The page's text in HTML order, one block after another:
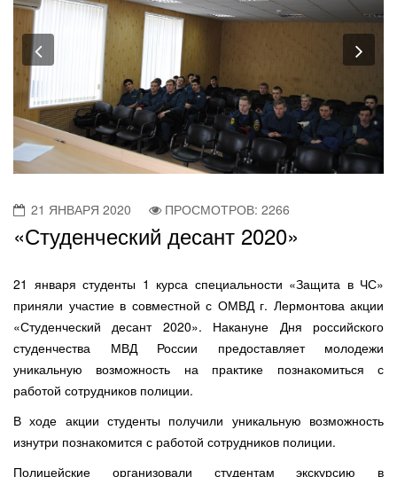
Previous
21 ЯНВАРЯ 2020 ПРОСМОТРОВ: 2266
«Студенческий десант 2020»
21 января студенты 1 курса специальности «Защита в ЧС»
приняли участие в совместной с ОМВД г. Лермонтова акции
«Студенческий десант 2020». Накануне Дня российского
студенчества МВД России предоставляет молодежи
уникальную возможность на практике познакомиться с
работой сотрудников полиции.
В ходе акции студенты получили уникальную возможность
изнутри познакомится с работой сотрудников полиции.
Полицейские организовали студентам экскурсию в